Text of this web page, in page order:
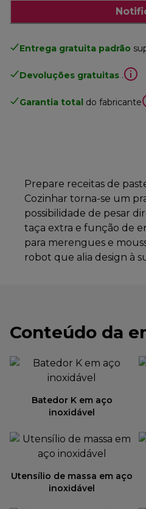
Entrega gratuita padrão
Devoluções gratuitas .
Garantia total do fabricante
Prepare receitas de
Cozinhar torna-se um
possibilidade de pesar
taça extra e função de
para merengues e
robot que alia design à
Conteúdo da
Batedor K em aço
inoxidável
Utensílio de massa em aço
inoxidável